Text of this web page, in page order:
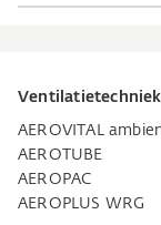
Ventilatietechniek
AEROVITAL
AEROTUBE
AEROPAC
AEROPLUS WRG